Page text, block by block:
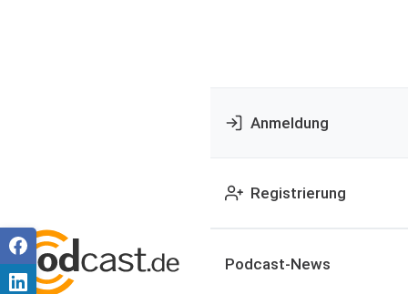
Anmeldung
Registrierung
Podcast-News